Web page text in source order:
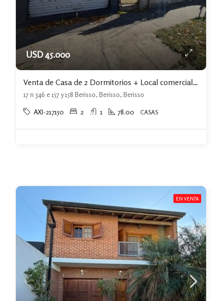
USD 45.000
Venta de Casa de 2 Dormitorios + Local comercial Berisso
17 n 346 e 157 y 158 Berisso, Berisso, Berisso
AXI-217150 2 1 78.00 CASAS
EN VENTA